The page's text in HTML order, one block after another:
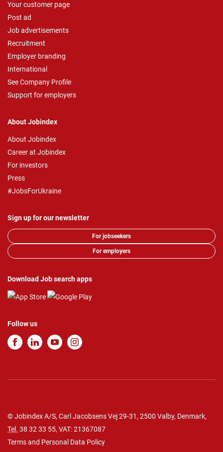
Your customer page
Post ad
Job advertisements
Recruitment
Employer branding
International
See Company Profile
Support for employers
About Jobindex
About Jobindex
Career at Jobindex
For investors
Press
#JobsForUkraine
Sign up for our newsletter
For jobseekers
For employers
Download Job search apps
Follow us
© Jobindex A/S, Carl Jacobsens Vej 29-31, 2500 Valby, Denmark,
Tel. 38 32 33 55, VAT: 21367087
Terms and Personal Data Policy